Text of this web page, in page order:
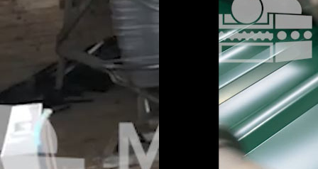
Труба бесшовная 203
Труба бесшовная 219
Труба бесшовная 245
Труба бесшовная 273
Труба бесшовная 299
Труба бесшовная 325
Труба бесшовная 330